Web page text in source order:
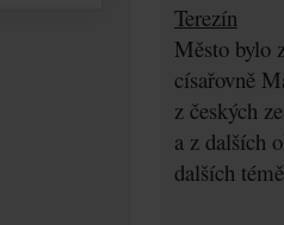
Terezín
Město bylo
císařovně
z českých
a z dalších
dalších